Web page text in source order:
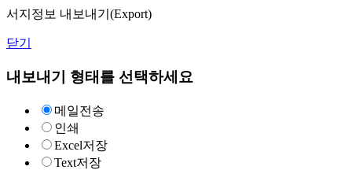
서지정보 내보내기(Export)
닫기
내보내기 형태를 선택하세요
메일전송
인쇄
Excel저장
Text저장